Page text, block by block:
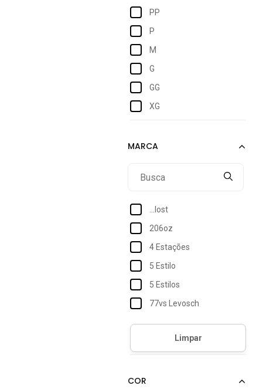
PP
P
M
G
GG
XG
2xl
L
...lost
206oz
4 Estações
5 Estilo
5 Estilos
77vs Levosch
Accona
Acostamento